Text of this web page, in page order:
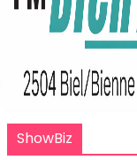
ShowBiz